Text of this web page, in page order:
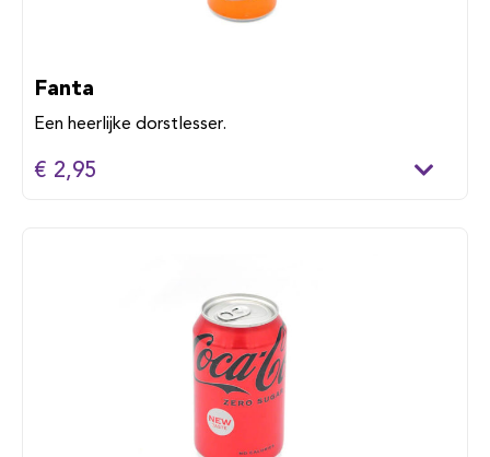
Fanta
Een heerlijke dorstlesser.
€ 2,95